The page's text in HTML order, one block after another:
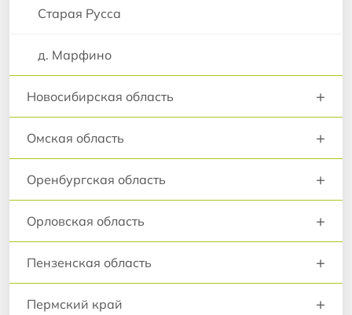
Старая Русса
д. Марфино
Новосибирская область +
Омская область +
Оренбургская область +
Орловская область +
Пензенская область +
Пермский край +